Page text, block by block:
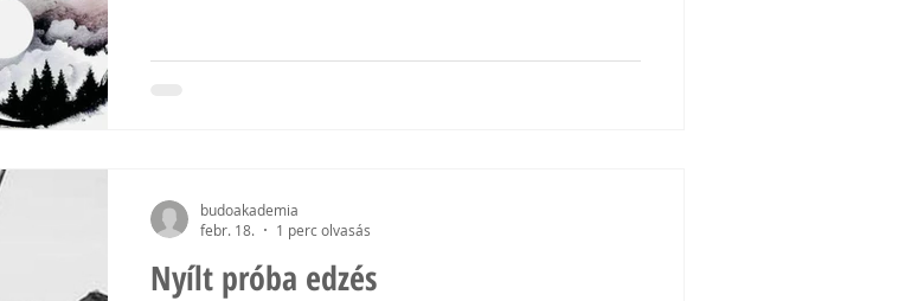
Nyílt próba edzés
budoakademia
febr. 18.
1 perc olvasás